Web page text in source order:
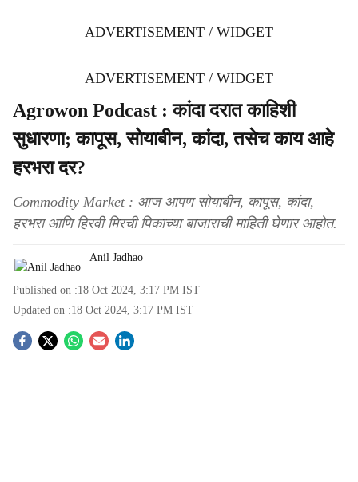
ADVERTISEMENT / WIDGET
ADVERTISEMENT / WIDGET
Agrowon Podcast : कांदा दरात काहिशी
सुधारणा; कापूस, सोयाबीन, कांदा, तसेच काय आहे
हरभरा दर?
Commodity Market : आज आपण सोयाबीन, कापूस, कांदा,
हरभरा आणि हिरवी मिरची पिकाच्या बाजाराची माहिती घेणार आहोत.
Anil Jadhao
Published on :18 Oct 2024, 3:17 PM IST
Updated on :18 Oct 2024, 3:17 PM IST
S